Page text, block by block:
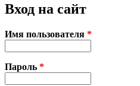
Вход на сайт
Имя пользователя *
Пароль *